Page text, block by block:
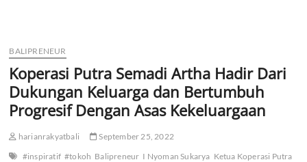
BALIPRENEUR
Koperasi Putra Semadi Artha Hadir Dari
Dukungan Keluarga dan Bertumbuh
Progresif Dengan Asas Kekeluargaan
harianrakyatbali
September 25, 2022
#inspiratif #tokoh Balipreneur I Nyoman Sukarya Ketua Koperasi Putra